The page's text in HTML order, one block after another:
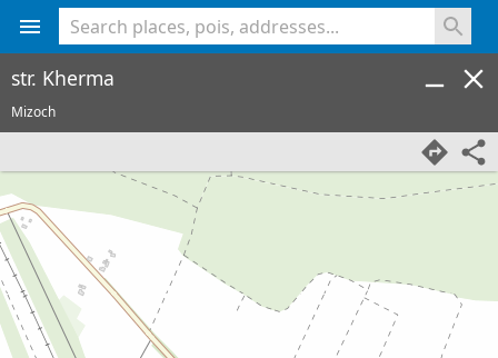
str. Kherma
Mizoch
<% console.log(hcard) %>